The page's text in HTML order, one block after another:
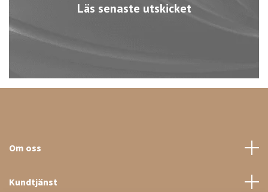
Läs senaste utskicket
Om oss
Kundtjänst